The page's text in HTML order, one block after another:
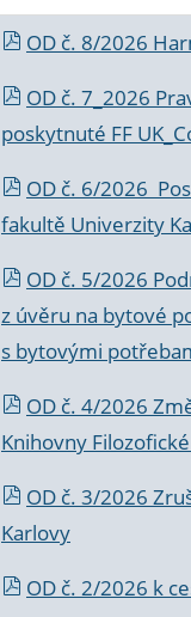
OD č. 8/2026
OD č. 7_2026
poskytnuté FF
OD č. 6/2026
fakultě Univerzity
OD č. 5/2026
z úvěru na bytové
s bytovými
OD č. 4/2026
Knihovny
OD č. 3/2026
Karlovy
OD č. 2/2026 k